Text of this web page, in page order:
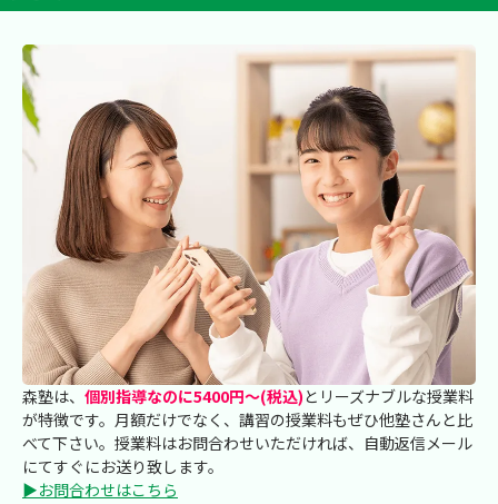
森塾は、 個別指導なのに5400円～(税込)とリーズナブルな授業料
が特徴です。月額だけでなく、講習の授業料もぜひ他塾さんと比
べて下さい。授業料はお問合わせいただければ、自動返信メール
にてすぐにお送り致します。
▶お問合わせはこちら